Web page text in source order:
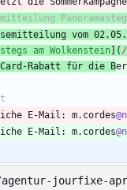
vom
am Wolkenstein ]( /
Rabatt für die Ber
E-Mail: m.cordes
E-Mail: m.cordes
agentur-jourfixe-